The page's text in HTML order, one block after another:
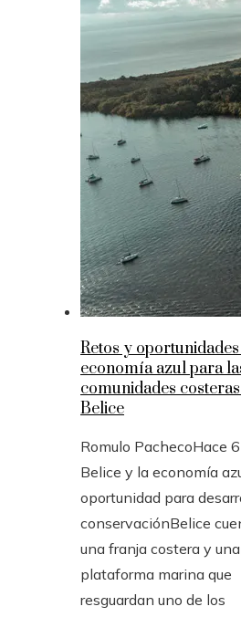
Retos y
economía azul para
comunidades
Belice
Romulo PachecoHace
Belice y la economía
oportunidad para
conservaciónBelice
una franja costera y una
plataforma marina que
resguardan uno de los